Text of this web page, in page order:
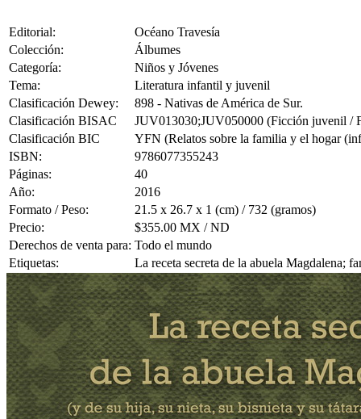
Editorial:
Océano Travesía
Colección:
Álbumes
Categoría:
Niños y Jóvenes
Tema:
Literatura infantil y juvenil
Clasificación Dewey:
898 - Nativas de América de Sur.
Clasificación BISAC
JUV013030;JUV050000 (Ficción juvenil /
Clasificación BIC
YFN (Relatos sobre la familia y el hogar
ISBN:
9786077355243
Páginas:
40
Año:
2016
Formato / Peso:
21.5 x 26.7 x 1 (cm) / 732 (gramos)
Precio:
$355.00 MX / ND
Derechos de venta para: Todo el mundo
Etiquetas:
La receta secreta de la abuela Magdalena;